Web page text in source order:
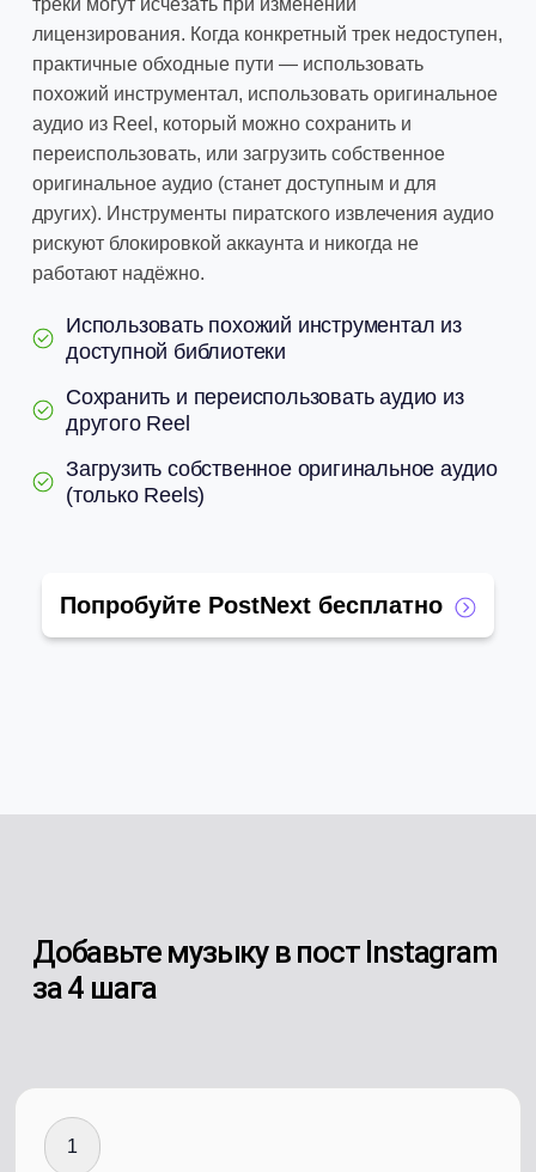
лицензирования. Когда конкретный трек недоступен,
практичные обходные пути — использовать
похожий инструментал, использовать оригинальное
аудио из Reel, который можно сохранить и
переиспользовать, или загрузить собственное
оригинальное аудио (станет доступным и для
других). Инструменты пиратского извлечения аудио
рискуют блокировкой аккаунта и никогда не
работают надёжно.
Использовать похожий инструментал из
доступной библиотеки
Сохранить и переиспользовать аудио из
другого Reel
Загрузить собственное оригинальное аудио
(только Reels)
Попробуйте PostNext бесплатно
Добавьте музыку в пост Instagram
за 4 шага
1